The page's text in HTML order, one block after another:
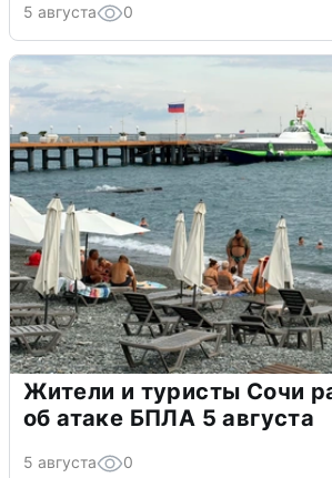
5 августа 0
Жители и туристы Сочи
об атаке БПЛА 5 августа
5 августа 0